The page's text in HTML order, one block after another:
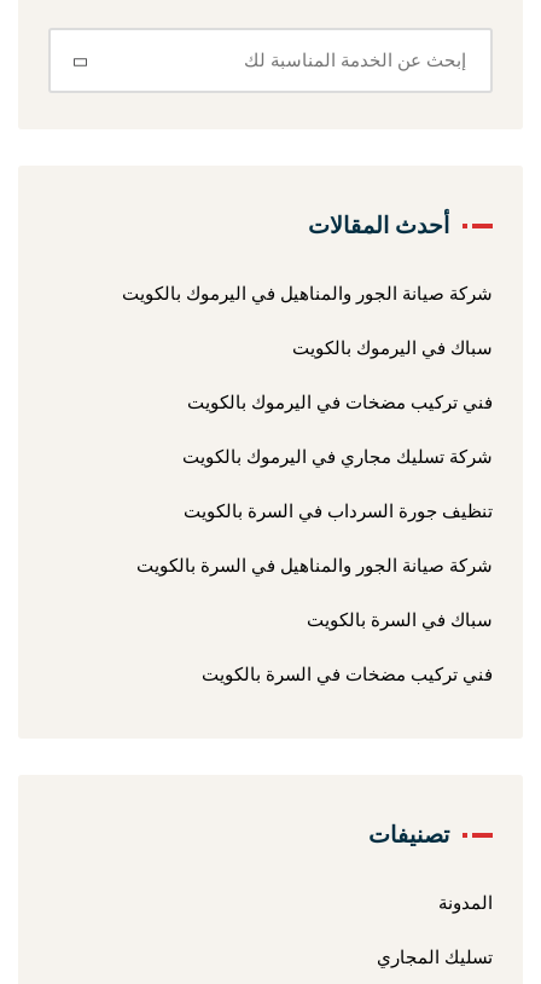
أحدث المقالات
شركة صيانة الجور والمناهيل في اليرموك بالكويت
سباك في اليرموك بالكويت
فني تركيب مضخات في اليرموك بالكويت
شركة تسليك مجاري في اليرموك بالكويت
تنظيف جورة السرداب في السرة بالكويت
شركة صيانة الجور والمناهيل في السرة بالكويت
سباك في السرة بالكويت
فني تركيب مضخات في السرة بالكويت
تصنيفات
المدونة
تسليك المجاري